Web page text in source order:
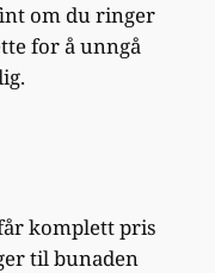
om du ringer
for å unngå
komplett pris
til bunaden